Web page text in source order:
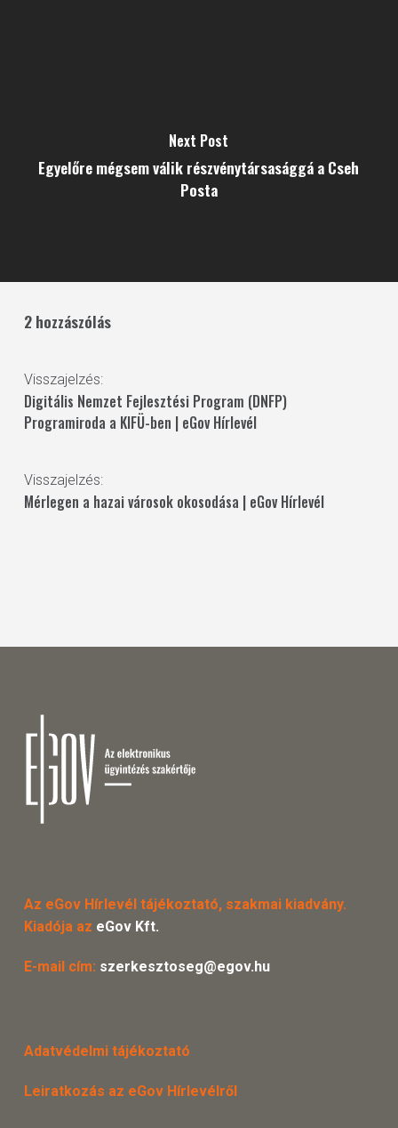
Next Post
Egyelőre mégsem válik részvénytársasággá a Cseh
Posta
2 hozzászólás
Visszajelzés:
Digitális Nemzet Fejlesztési Program (DNFP)
Programiroda a KIFÜ-ben | eGov Hírlevél
Visszajelzés:
Mérlegen a hazai városok okosodása | eGov Hírlevél
Az eGov Hírlevél tájékoztató, szakmai kiadvány.
Kiadója az eGov Kft.
E-mail cím: szerkesztoseg@egov.hu
Adatvédelmi tájékoztató
Leiratkozás az eGov Hírlevélről